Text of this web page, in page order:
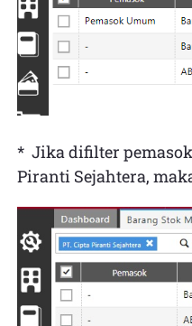
* Jika difilter
Piranti Sejahtera,